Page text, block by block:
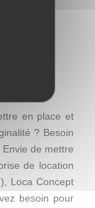
en place et
? Besoin
de mettre
de location
Loca Concept
besoin pour